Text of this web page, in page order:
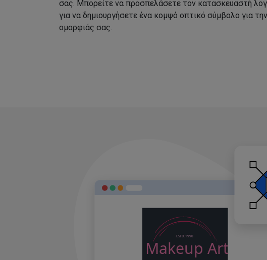
σας. Μπορείτε να προσπελάσετε τον κατασκευαστή
για να δημιουργήσετε ένα κομψό οπτικό σύμβολο για
ομορφιάς σας.